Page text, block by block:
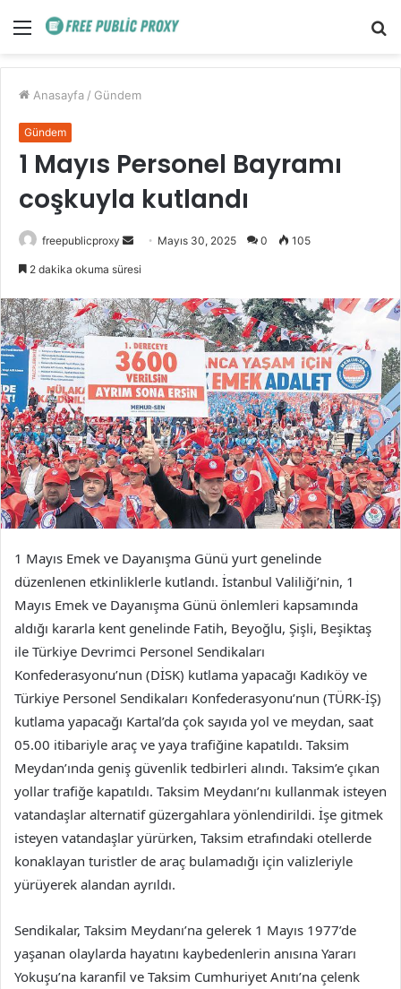
Menü
Anasayfa / Gündem
Gündem
1 Mayıs Personel Bayramı
coşkuyla kutlandı
freepublicproxy
Bir
göndermek
Mayıs 30, 2025 0 105
2 dakika okuma süresi
1 Mayıs Emek ve Dayanışma Günü yurt genelinde
düzenlenen etkinliklerle kutlandı. İstanbul Valiliği’nin, 1
Mayıs Emek ve Dayanışma Günü önlemleri kapsamında
aldığı kararla kent genelinde Fatih, Beyoğlu, Şişli, Beşiktaş
ile Türkiye Devrimci Personel Sendikaları
Konfederasyonu’nun (DİSK) kutlama yapacağı Kadıköy ve
Türkiye Personel Sendikaları Konfederasyonu’nun (TÜRK-İŞ)
kutlama yapacağı Kartal’da çok sayıda yol ve meydan, saat
05.00 itibariyle araç ve yaya trafiğine kapatıldı. Taksim
Meydan’ında geniş güvenlik tedbirleri alındı. Taksim’e çıkan
yollar trafiğe kapatıldı. Taksim Meydanı’nı kullanmak isteyen
vatandaşlar alternatif güzergahlara yönlendirildi. İşe gitmek
isteyen vatandaşlar yürürken, Taksim etrafındaki otellerde
konaklayan turistler de araç bulamadığı için valizleriyle
yürüyerek alandan ayrıldı.
Sendikalar, Taksim Meydanı’na gelerek 1 Mayıs 1977’de
yaşanan olaylarda hayatını kaybedenlerin anısına Yararı
Yokuşu’na karanfil ve Taksim Cumhuriyet Anıtı’na çelenk